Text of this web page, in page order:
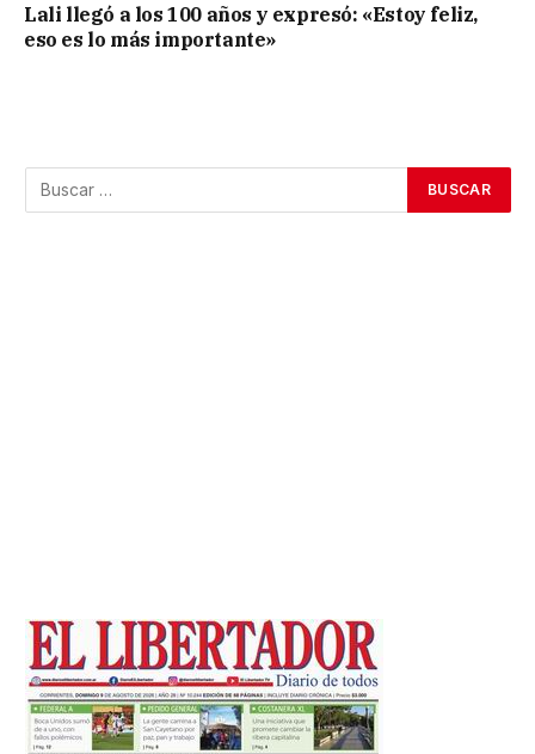
Lali llegó a los 100 años y expresó: «Estoy feliz,
eso es lo más importante»